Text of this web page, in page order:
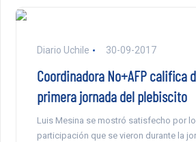
Diario Uchile 30-09-2017
Coordinadora No+AFP califica
primera jornada del plebiscito
Luis Mesina se mostró satisfecho por
participación que se vieron durante la